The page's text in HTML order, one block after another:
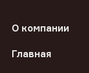
О компании
Главная